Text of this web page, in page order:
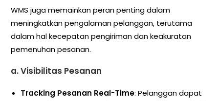
WMS juga memainkan peran penting dalam
meningkatkan pengalaman pelanggan, terutama
dalam hal kecepatan pengiriman dan keakuratan
pemenuhan pesanan.
a.Visibilitas Pesanan
Tracking Pesanan Real-Time: Pelanggan dapat